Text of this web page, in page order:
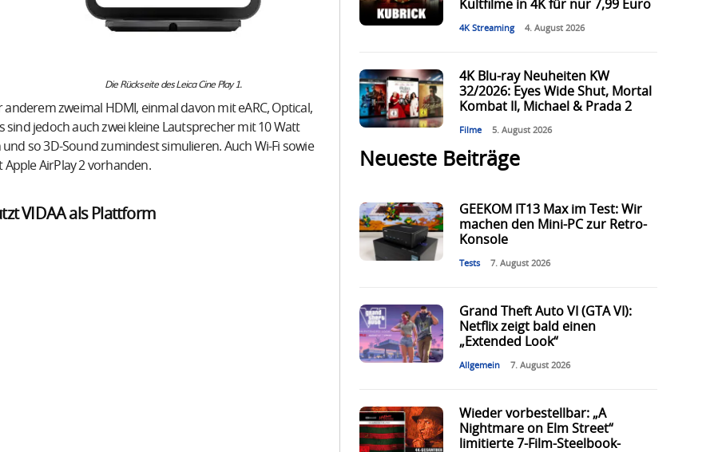
Die Rückseite des Leica Cine Play 1.
zweimal HDMI, einmal davon mit eARC, Optical,
sind jedoch auch zwei kleine Lautsprecher mit 10 Watt
so 3D-Sound zumindest simulieren. Auch Wi-Fi sowie
AirPlay 2 vorhanden.
VIDAA als Plattform
Kultfilme in 4K für nur 7,99 Euro
4K Streaming 4. August 2026
4K Blu-ray Neuheiten KW
32/2026: Eyes Wide Shut, Mortal
Kombat II, Michael & Prada 2
Filme 5. August 2026
Neueste Beiträge
GEEKOM IT13 Max im Test: Wir
machen den Mini-PC zur Retro-
Konsole
Tests 7. August 2026
Grand Theft Auto VI (GTA VI):
Netflix zeigt bald einen
„Extended Look“
Allgemein 7. August 2026
Wieder vorbestellbar: „A
Nightmare on Elm Street“
limitierte 7-Film-Steelbook-